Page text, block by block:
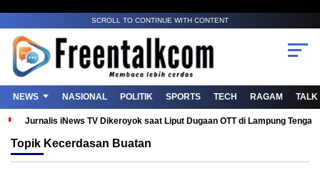
SCROLL TO CONTINUE WITH CONTENT
NEWS NASIONAL POLITIK SPORTS TECH RAGAM TALK
Jurnalis iNews TV Dikeroyok saat Liput Dugaan OTT di Lampung
Topik Kecerdasan Buatan